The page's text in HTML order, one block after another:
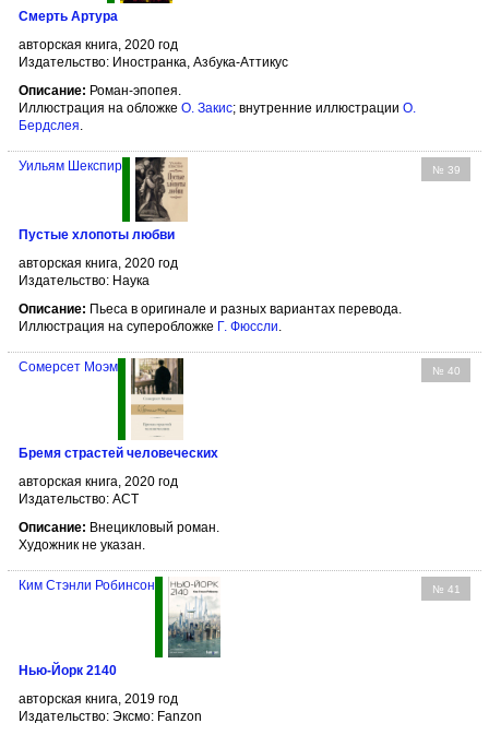
Смерть Артура
авторская книга, 2020 год
Издательство: Иностранка, Азбука-Аттикус
Описание: Роман-эпопея.
Иллюстрация на обложке О. Закис; внутренние иллюстрации О.
Бердслея
№ 39
Уильям Шекспир
Пустые хлопоты любви
авторская книга, 2020 год
Издательство: Наука
Описание: Пьеса в оригинале и разных вариантах перевода.
Иллюстрация на суперобложке Г. Фюссли.
№ 40
Сомерсет Моэм
Бремя страстей человеческих
авторская книга, 2020 год
Издательство: АСТ
Описание: Внецикловый роман.
Художник не указан.
№ 41
Ким Стэнли Робинсон
Нью-Йорк 2140
авторская книга, 2019 год
Издательство: Эксмо: Fanzon